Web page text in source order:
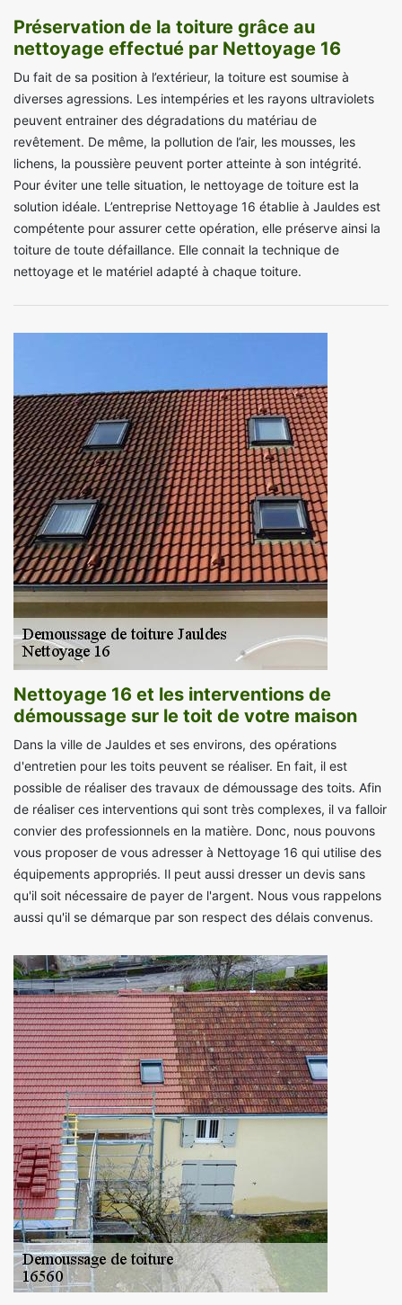
Préservation de la toiture grâce au
nettoyage effectué par Nettoyage 16
Du fait de sa position à l’extérieur, la toiture est soumise à
diverses agressions. Les intempéries et les rayons ultraviolets
peuvent entrainer des dégradations du matériau de
revêtement. De même, la pollution de l’air, les mousses, les
lichens, la poussière peuvent porter atteinte à son intégrité.
Pour éviter une telle situation, le nettoyage de toiture est la
solution idéale. L’entreprise Nettoyage 16 établie à Jauldes est
compétente pour assurer cette opération, elle préserve ainsi la
toiture de toute défaillance. Elle connait la technique de
nettoyage et le matériel adapté à chaque toiture.
Nettoyage 16 et les interventions de
démoussage sur le toit de votre maison
Dans la ville de Jauldes et ses environs, des opérations
d'entretien pour les toits peuvent se réaliser. En fait, il est
possible de réaliser des travaux de démoussage des toits. Afin
de réaliser ces interventions qui sont très complexes, il va falloir
convier des professionnels en la matière. Donc, nous pouvons
vous proposer de vous adresser à Nettoyage 16 qui utilise des
équipements appropriés. Il peut aussi dresser un devis sans
qu'il soit nécessaire de payer de l'argent. Nous vous rappelons
aussi qu'il se démarque par son respect des délais convenus.